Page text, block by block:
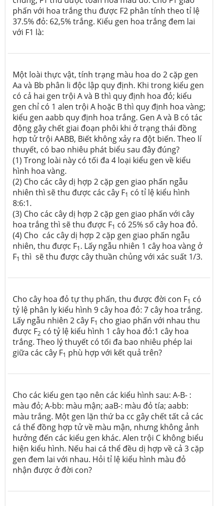
phấn với hoa trắng thu được F2 phân tính theo tỉ lệ
37.5% đỏ: 62,5% trắng. Kiểu gen hoa trắng đem lai
với F1 là:
Một loài thực vật, tính trạng màu hoa do 2 cặp gen
Aa và Bb phân li độc lập quy định. Khi trong kiểu gen
có cả hai gen trội A và B thì quy định hoa đỏ; kiểu
gen chỉ có 1 alen trội A hoặc B thì quy định hoa vàng;
kiểu gen aabb quy định hoa trắng. Gen A và B có tác
động gây chết giai đoạn phôi khi ở trạng thái đồng
hợp tử trội AABB, Biết không xảy ra đột biến. Theo lí
thuyết, có bao nhiêu phát biểu sau đây đúng?
(1) Trong loài này có tối đa 4 loại kiểu gen về kiểu
hình hoa vàng.
(2) Cho các cây dị hợp 2 cặp gen giao phấn ngẫu
nhiên thì sẽ thu được các cây F1 có tỉ lệ kiểu hình
8:6:1.
(3) Cho các cây dị hợp 2 cặp gen giao phấn với cây
hoa trắng thì sẽ thu được F1 có 25% số cây hoa đỏ.
(4) Cho các cây dị hợp 2 cặp gen giao phấn ngẫu
nhiên, thu được F1. Lấy ngẫu nhiên 1 cây hoa vàng ở
F1 thì sẽ thu được cây thuần chủng với xác suất 1/3.
Cho cây hoa đỏ tự thụ phấn, thu được đời con F1 có
tỷ lệ phân ly kiểu hình 9 cây hoa đỏ: 7 cây hoa trắng.
Lấy ngẫu nhiên 2 cây F1 cho giao phấn với nhau thu
được F2 có tỷ lệ kiểu hình 1 cây hoa đỏ:1 cây hoa
trắng. Theo lý thuyết có tối đa bao nhiêu phép lai
giữa các cây F1 phù hợp với kết quả trên?
Cho các kiểu gen tạo nên các kiểu hình sau: A-B- :
màu đỏ; A-bb: màu mận; aaB-: màu đỏ tía; aabb:
màu trắng. Một gen lặn thứ ba cc gây chết tất cả các
cá thể đồng hợp tử về màu mận, nhưng không ảnh
hưởng đến các kiểu gen khác. Alen trội C không biểu
hiện kiểu hình. Nếu hai cá thể đều dị hợp về cả 3 cặp
gen đem lai với nhau. Hỏi tỉ lệ kiểu hình màu đỏ
nhận được ở đời con?